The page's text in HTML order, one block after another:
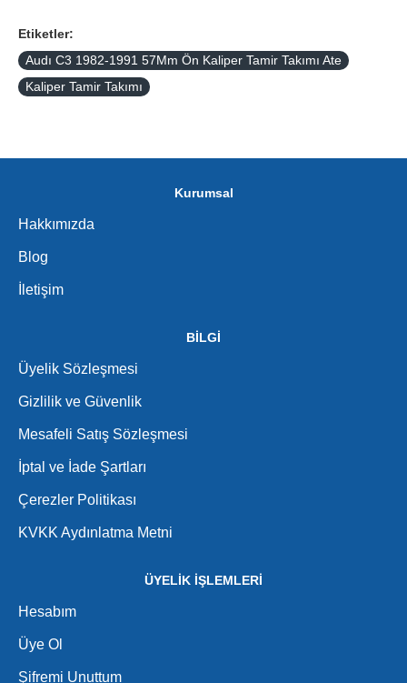
Etiketler:
Audı C3 1982-1991 57Mm Ön Kaliper Tamir Takımı Ate
Kaliper Tamir Takımı
Kurumsal
Hakkımızda
Blog
İletişim
BİLGİ
Üyelik Sözleşmesi
Gizlilik ve Güvenlik
Mesafeli Satış Sözleşmesi
İptal ve İade Şartları
Çerezler Politikası
KVKK Aydınlatma Metni
ÜYELİK İŞLEMLERİ
Hesabım
Üye Ol
Şifremi Unuttum